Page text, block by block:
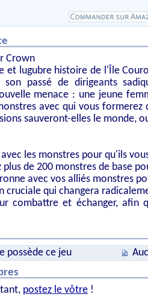
Crown
et lugubre histoire de l'Île
son passé de dirigeants
menace : une jeune
avec qui vous
sauveront-elles le monde,
les monstres pour qu'ils
de 200 monstres de base
avec vos alliés monstres
cruciale qui changera
combattre et échanger, afin
possède ce jeu
postez le vôtre !